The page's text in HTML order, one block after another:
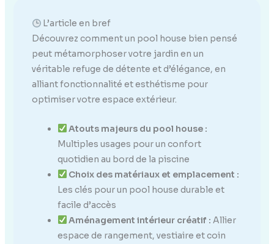
193x136x88cm
Housses pour
Mobilier de
Jardin Bâche de
Protection pour
Table Chaise et
Canapé
Vent
Jardin en
Imitation rotin
résistant aux
intempéries -
L’article en bref
Découvrez comment un pool house bien pensé
peut métamorphoser votre jardin en un
véritable refuge de détente et d’élégance, en
alliant fonctionnalité et esthétisme pour
optimiser votre espace extérieur.
Atouts majeurs du pool house :
Multiples usages pour un confort
quotidien au bord de la piscine
Choix des matériaux et emplacement :
Les clés pour un pool house durable et
facile d’accès
Aménagement intérieur créatif : Allier
espace de rangement, vestiaire et coin